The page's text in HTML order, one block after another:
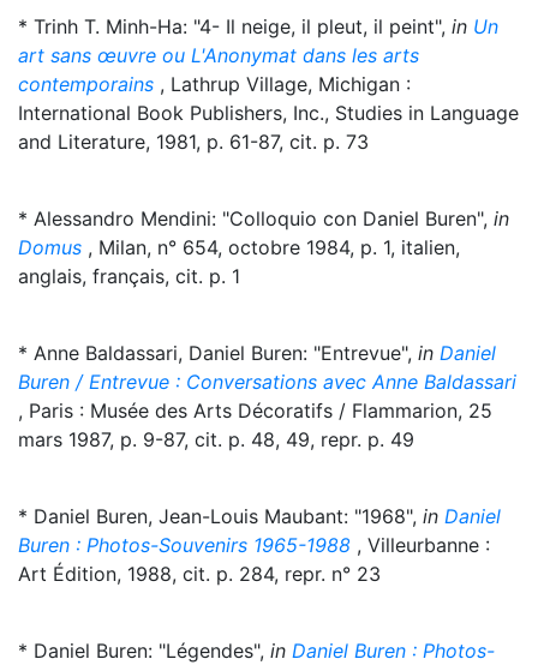
* Trinh T. Minh-Ha: "4- Il neige, il pleut, il peint", in Un
art sans œuvre ou L'Anonymat dans les arts
contemporains , Lathrup Village, Michigan :
International Book Publishers, Inc., Studies in Language
and Literature, 1981, p. 61-87, cit. p. 73
* Alessandro Mendini: "Colloquio con Daniel Buren", in
Domus , Milan, n° 654, octobre 1984, p. 1, italien,
anglais, français, cit. p. 1
* Anne Baldassari, Daniel Buren: "Entrevue", in Daniel
Buren / Entrevue : Conversations avec Anne Baldassari
, Paris : Musée des Arts Décoratifs / Flammarion, 25
mars 1987, p. 9-87, cit. p. 48, 49, repr. p. 49
* Daniel Buren, Jean-Louis Maubant: "1968", in Daniel
Buren : Photos-Souvenirs 1965-1988 , Villeurbanne :
Art Édition, 1988, cit. p. 284, repr. n° 23
* Daniel Buren: "Légendes", in Daniel Buren : Photos-